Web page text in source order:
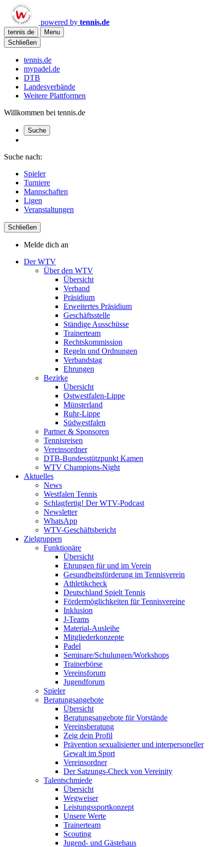
powered by tennis.de
tennis.de
Menu
Schließen
tennis.de
mypadel.de
DTB
Landesverbände
Weitere Plattformen
Willkommen bei tennis.de
Suche
Suche nach:
Spieler
Turniere
Mannschaften
Ligen
Veranstaltungen
Schließen
Melde dich an
Der WTV
Über den WTV
Übersicht
Verband
Präsidium
Erweitertes Präsidium
Geschäftsstelle
Ständige Ausschüsse
Trainerteam
Rechtskommission
Regeln und Ordnungen
Verbandstag
Ehrungen
Bezirke
Übersicht
Ostwestfalen-Lippe
Münsterland
Ruhr-Lippe
Südwestfalen
Partner & Sponsoren
Tennisreisen
Vereinsordner
DTB-Bundesstützpunkt Kamen
WTV Champions-Night
Aktuelles
News
Westfalen Tennis
Schlagfertig! Der WTV-Podcast
Newsletter
WhatsApp
WTV-Geschäftsbericht
Zielgruppen
Funktionäre
Übersicht
Ehrungen für und im Verein
Gesundheitsförderung im Tennisverein
Athletikcheck
Deutschland Spielt Tennis
Fördermöglichkeiten für Tennisvereine
Inklusion
J-Teams
Material-Ausleihe
Mitgliederkonzepte
Padel
Seminare/Schulungen/Workshops
Trainerbörse
Vereinsforum
Jugendforum
Spieler
Beratungsangebote
Übersicht
Beratungsangebote für Vorstände
Vereinsberatung
Zeig dein Profil
Prävention sexualisierter und interpersoneller
Gewalt im Sport
Vereinsordner
Der Satzungs-Check von Vereinity
Talentschmiede
Übersicht
Wegweiser
Leistungssportkonzept
Unsere Werte
Trainerteam
Scouting
Jugend- und Gästehaus